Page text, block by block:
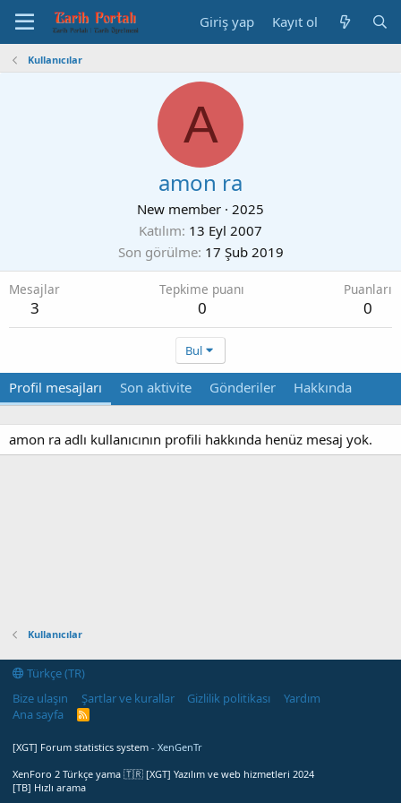
Giriş yap Kayıt ol
Kullanıcılar
A
amon ra
New member · 2025
Katılım 13 Eyl 2007
Son görülme 17 Şub 2019
Mesajlar
3
Tepkime puanı
0
Puanları
0
Bul
Profil mesajları Son aktivite Gönderiler Hakkında
amon ra adlı kullanıcının profili hakkında henüz mesaj yok.
Kullanıcılar
Türkçe (TR)
Bize ulaşın
Şartlar ve kurallar Gizlilik politikası
Yardım
Ana sayfa
R
[XGT] Forum statistics system - XenGenTr
XenForo 2 Türkçe yama 🇹🇷 [XGT] Yazılım ve web hizmetleri 2024
[TB] Hızlı arama